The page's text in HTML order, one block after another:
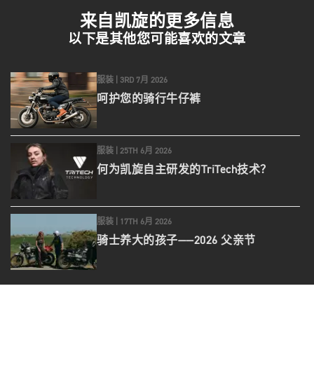
来自凯旋的更多信息
以下是其他您可能喜欢的文章
服装 | 3RD 7月 2026
呵护您的骑行牛仔裤
服装 | 25TH 6月 2026
何为凯旋自主研发的TriTech技术？
服装 | 17TH 6月 2026
骑士养大的孩子——2026 父亲节